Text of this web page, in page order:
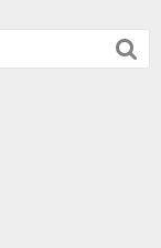
